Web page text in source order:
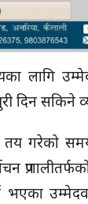
लागि
दिन सकिने
तय गरेको
भएका